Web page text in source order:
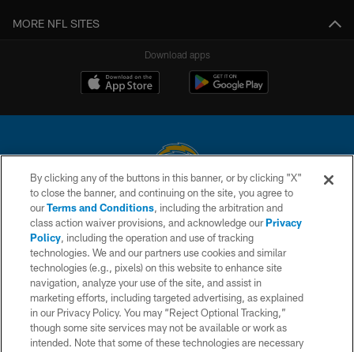
MORE NFL SITES
Download apps
© 2026 Chargers Football Company, LLC. All rights reserved. This website
is managed on a digital platform of the National Football League.
CONTACT US
WEBSITE ACCESSIBILITY
TERMS AND CONDITIONS
PRIVACY POLICY
SITE MAP
By clicking any of the buttons in this banner, or by clicking "X"
to close the banner, and continuing on the site, you agree to
ourTerms and Conditions, including the arbitration and
class action waiver provisions, and acknowledge ourPrivacy
Policy, including the operation and use of tracking
technologies. We and our partners use cookies and similar
technologies (e.g., pixels) on this website to enhance site
navigation, analyze your use of the site, and assist in
marketing efforts, including targeted advertising, as explained
in our Privacy Policy. You may “Reject Optional Tracking,”
though some site services may not be available or work as
intended. Note that some of these technologies are necessary